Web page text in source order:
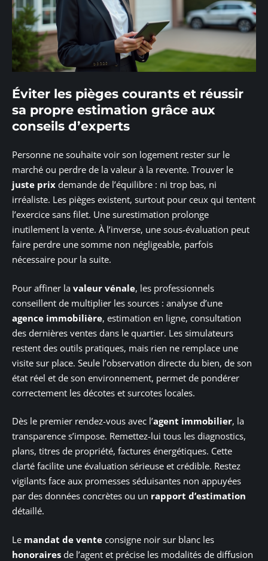
Éviter les pièges courants et réussir
sa propre estimation grâce aux
conseils d’experts
Personne ne souhaite voir son logement rester sur le
marché ou perdre de la valeur à la revente. Trouver le
juste prix demande de l’équilibre : ni trop bas, ni
irréaliste. Les pièges existent, surtout pour ceux qui tentent
l’exercice sans filet. Une surestimation prolonge
inutilement la vente. À l’inverse, une sous-évaluation peut
faire perdre une somme non négligeable, parfois
nécessaire pour la suite.
Pour affiner la valeur vénale, les professionnels
conseillent de multiplier les sources : analyse d’une
agence immobilière, estimation en ligne, consultation
des dernières ventes dans le quartier. Les simulateurs
restent des outils pratiques, mais rien ne remplace une
visite sur place. Seule l’observation directe du bien, de son
état réel et de son environnement, permet de pondérer
correctement les décotes et surcotes locales.
Dès le premier rendez-vous avec l’agent immobilier, la
transparence s’impose. Remettez-lui tous les diagnostics,
plans, titres de propriété, factures énergétiques. Cette
clarté facilite une évaluation sérieuse et crédible. Restez
vigilants face aux promesses séduisantes non appuyées
par des données concrètes ou un rapport d’estimation
détaillé.
Le mandat de vente consigne noir sur blanc les
honoraires de l’agent et précise les modalités de diffusion